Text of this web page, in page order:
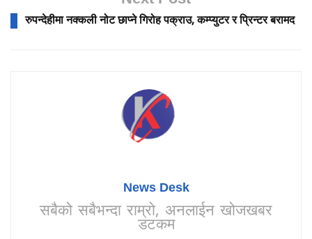
रुपन्देहीमा नक्कली नोट छाप्ने गिरोह पक्राउ, कम्प्युटर र प्रिन्टर बरामद
News Desk
सबैको सबैभन्दा राम्रो, अनलाईन खोजखबर
डटकम